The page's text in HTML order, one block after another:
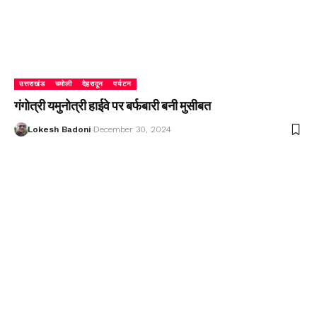
उत्तराखंड चमोली देहरादून पर्यटन
गंगोत्री यमुनोत्री हाईवे पर बर्फबारी बनी मुसीबत
Lokesh Badoni December 30, 2024